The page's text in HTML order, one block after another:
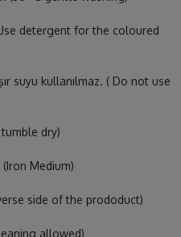
detergent for the coloured
suyu kullanılmaz. ( Do not use
dry)
(Iron Medium)
side of the prododuct)
allowed)